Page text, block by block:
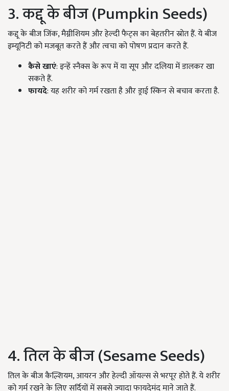
3. कद्दू के बीज (Pumpkin Seeds)
कद्दू के बीज जिंक, मैग्नीशियम और हेल्दी फैट्स का बेहतरीन स्रोत हैं. ये बीज
इम्यूनिटी को मजबूत करते हैं और त्वचा को पोषण प्रदान करते हैं.
कैसे खाएं: इन्हें स्नैक्स के रूप में या सूप और दलिया में डालकर खा
सकते हैं.
फायदे: यह शरीर को गर्म रखता है और ड्राई स्किन से बचाव करता है.
4. तिल के बीज (Sesame Seeds)
तिल के बीज कैल्शियम, आयरन और हेल्दी ऑयल्स से भरपूर होते हैं. ये शरीर